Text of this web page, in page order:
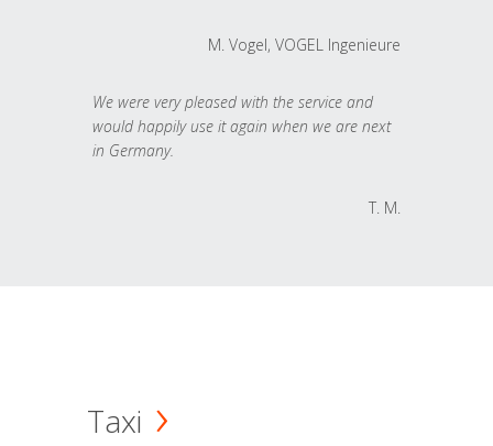
M. Vogel, VOGEL Ingenieure
We were very pleased with the service and
would happily use it again when we are next
in Germany.
T. M.
Taxi